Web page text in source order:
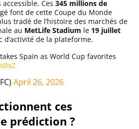
plateformesCes 345 millions de
font de cette Coupe du Monde
tradé de l’histoire des marchés de
au MetLife Stadium le 19 juillet
d’activité de la plateforme.
Spain as World Cup favorites
April 26, 2026
ces
prédiction ?